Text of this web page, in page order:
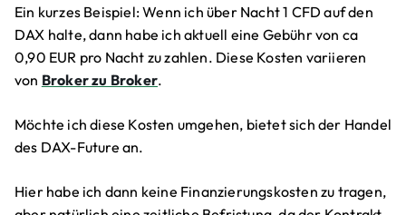
Ein kurzes Beispiel: Wenn ich über Nacht 1 CFD auf den
DAX halte, dann habe ich aktuell eine Gebühr von ca
0,90 EUR pro Nacht zu zahlen. Diese Kosten variieren
von Broker zu Broker.
Möchte ich diese Kosten umgehen, bietet sich der Handel
des DAX-Future an.
Hier habe ich dann keine Finanzierungskosten zu tragen,